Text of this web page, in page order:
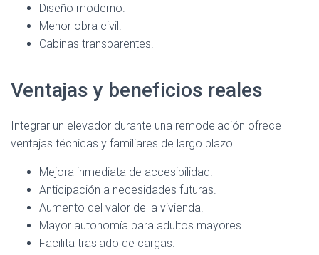
Diseño moderno.
Menor obra civil.
Cabinas transparentes.
Ventajas y beneficios reales
Integrar un elevador durante una remodelación ofrece
ventajas técnicas y familiares de largo plazo.
Mejora inmediata de accesibilidad.
Anticipación a necesidades futuras.
Aumento del valor de la vivienda.
Mayor autonomía para adultos mayores.
Facilita traslado de cargas.